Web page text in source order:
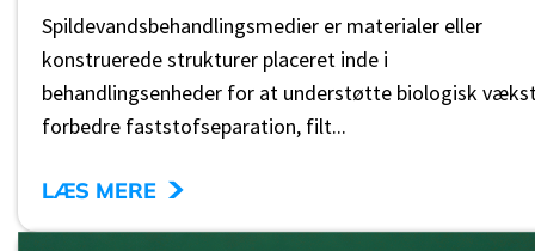
Spildevandsbehandlingsmedier er materialer eller
konstruerede strukturer placeret inde i
behandlingsenheder for at understøtte biologisk
forbedre faststofseparation, filt...
LÆS MERE >